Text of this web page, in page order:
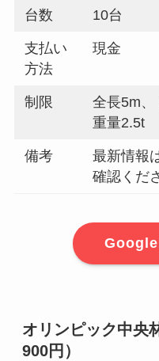
台数 10台
支払い
方法
現金
制限
全長5m、
重量2.5t
備考 最新情報
確認くだ
オリンピック中央
900円）